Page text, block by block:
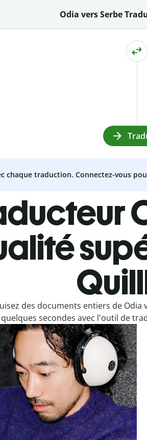
Odia vers Serbe
chaque traduction. Connectez-vous
des documents entiers de Odia
quelques secondes avec l'outil de